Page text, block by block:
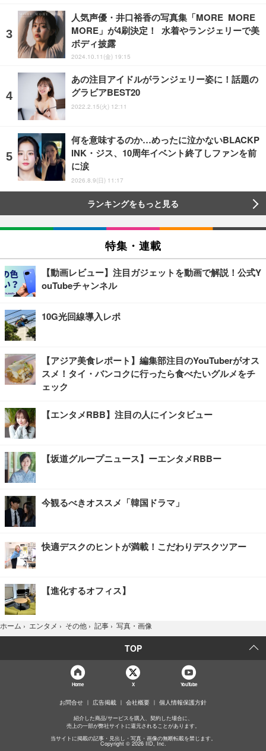
人気声優・井口裕香の写真集「MORE MORE
MORE」が4刷決定！ 水着やランジェリーで美
ボディ披露
2024.10.11(金) 19:15
あの注目アイドルがランジェリー姿に！話題の
グラビアBEST20
2022.2.15(火) 12:11
何を意味するのか…めったに泣かないBLACKP
INK・ジス、10周年イベント終了しファンを前
に涙
2026.8.9(日) 11:17
ランキングをもっと見る
特集・連載
【動画レビュー】注目ガジェットを動画で解説！公式Y
ouTubeチャンネル
10G光回線導入レポ
【アジア美食レポート】編集部注目のYouTuberがオス
スメ！タイ・バンコクに行ったら食べたいグルメをチ
ェック
【エンタメRBB】注目の人にインタビュー
【坂道グループニュース】ーエンタメRBBー
今観るべきオススメ「韓国ドラマ」
快適デスクのヒントが満載！こだわりデスクツアー
【進化するオフィス】
ホーム › エンタメ › その他 › 記事 › 写真・画像
TOP
Home X YouTube
お問合せ 広告掲載 会社概要 個人情報保護方針
紹介した商品/サービスを購入、契約した場合に、
売上の一部が弊社サイトに還元されることがあります。
当サイトに掲載の記事・見出し・写真・画像の無断転載を禁じます。
Copyright © 2026 IID, Inc.